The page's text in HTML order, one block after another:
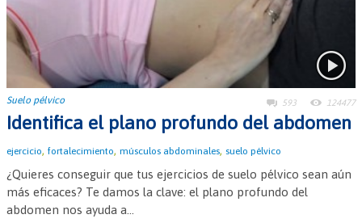
Suelo pélvico 593 124477
Identifica el plano profundo del abdomen
ejercicio, fortalecimiento, músculos abdominales, suelo pélvico
¿Quieres conseguir que tus ejercicios de suelo pélvico sean aún
más eficaces? Te damos la clave: el plano profundo del
abdomen nos ayuda a...